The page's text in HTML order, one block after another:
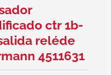
ctr 1b-
reléde
4511631